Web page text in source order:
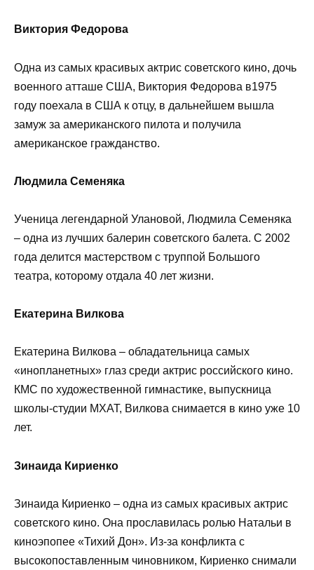
Виктория Федорова
Одна из самых красивых актрис советского кино, дочь
военного атташе США, Виктория Федорова в1975
году поехала в США к отцу, в дальнейшем вышла
замуж за американского пилота и получила
американское гражданство.
Людмила Семеняка
Ученица легендарной Улановой, Людмила Семеняка
– одна из лучших балерин советского балета. С 2002
года делится мастерством с труппой Большого
театра, которому отдала 40 лет жизни.
Екатерина Вилкова
Екатерина Вилкова – обладательница самых
«инопланетных» глаз среди актрис российского кино.
КМС по художественной гимнастике, выпускница
школы-студии МХАТ, Вилкова снимается в кино уже 10
лет.
Зинаида Кириенко
Зинаида Кириенко – одна из самых красивых актрис
советского кино. Она прославилась ролью Натальи в
киноэпопее «Тихий Дон». Из-за конфликта с
высокопоставленным чиновником, Кириенко снимали